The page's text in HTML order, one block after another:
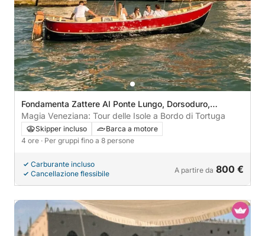
Fondamenta Zattere Al Ponte Lungo, Dorsoduro,
Venezia, Italia
Magia Veneziana: Tour delle Isole a Bordo di Tortuga
Skipper incluso
Barca a motore
4 ore · Per gruppi fino a 8 persone
Carburante incluso
Cancellazione flessibile
A partire da 800 €